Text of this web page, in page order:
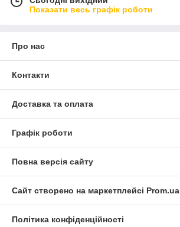
Показати весь графік роботи
Про нас
Контакти
Доставка та оплата
Графік роботи
Повна версія сайту
Сайт створено на маркетплейсі Prom.ua
Політика конфіденційності